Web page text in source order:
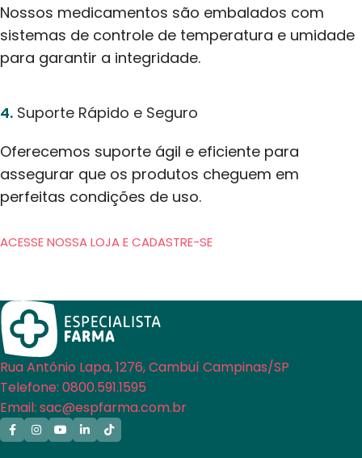
Nossos medicamentos são embalados com
sistemas de controle de temperatura e umidade
para garantir a integridade.
4. Suporte Rápido e Seguro
Oferecemos suporte ágil e eficiente para
assegurar que os produtos cheguem em
perfeitas condições de uso.
ACESSE NOSSA LOJA E CADASTRE-SE
Rua Antônio Lapa, 1276, Cambuí Campinas/SP
Telefone: 0800.591.1595
Email: sac@espfarma.com.br